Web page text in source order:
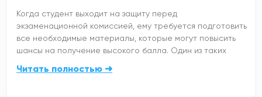
Когда студент выходит на защиту перед
экзаменационной комиссией, ему требуется подготовить
все необходимые материалы, которые могут повысить
шансы на получение высокого балла. Один из таких
Читать полностью ➜